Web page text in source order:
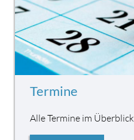
Termine
Alle Termine im Überblick